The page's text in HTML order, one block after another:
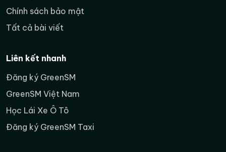
Thu nhập khi chạy Xanh SM Bike tại
Quảng Trị được tính như thế nào?
Người mới nên tách rõ ba khái niệm: doanh thu từ
chuyến đi, khoản thưởng nếu đủ điều kiện và thu
nhập thực nhận sau chi phí. Doanh thu cao trong
một ngày chưa chắc đồng nghĩa lợi nhuận cao nếu
tài xế di chuyển rỗng nhiều, nghỉ không hợp lý hoặc
phát sinh chi phí ngoài kế hoạch.
Cách theo dõi dễ nhất là ghi lại tổng số giờ trực
Chính sách bảo mật
Tất cả bài viết
Liên kết nhanh
Đăng ký GreenSM
GreenSM Việt Nam
Học Lái Xe Ô Tô
Đăng ký GreenSM Taxi